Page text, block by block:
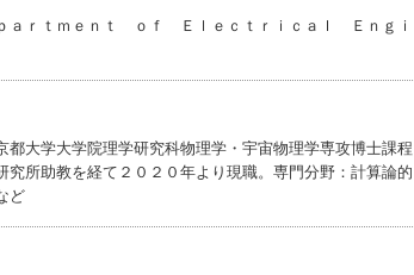
ｒｔｍｅｎｔ ｏｆ Ｅｌｅｃｔｒｉｃａｌ Ｅｎｇｉ
大学大学院理学研究科物理学・宇宙物理学専攻博士課程
所助教を経て２０２０年より現職。専門分野：計算論的
ど